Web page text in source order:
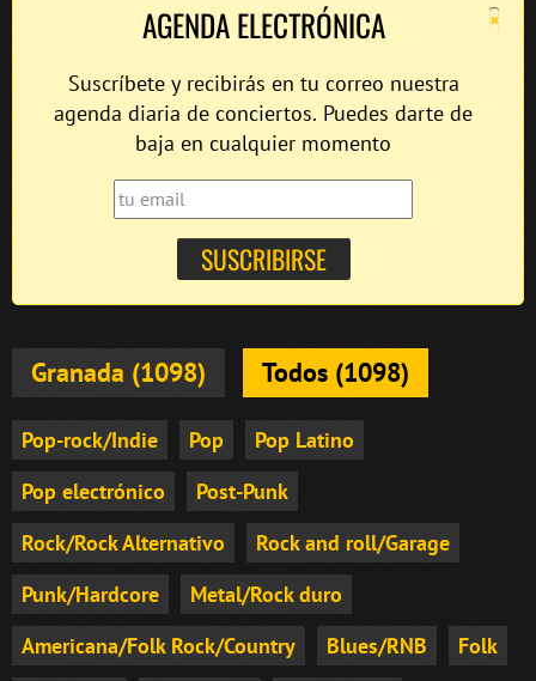
×
AGENDA ELECTRÓNICA
Suscríbete y recibirás en tu correo nuestra
agenda diaria de conciertos. Puedes darte de
baja en cualquier momento
Granada (1098) Todos (1098)
Pop-rock/Indie Pop
Pop Latino
Pop electrónico
Post-Punk
Rock/Rock Alternativo
Rock and roll/Garage
Punk/Hardcore
Metal/Rock duro
Americana/Folk Rock/Country
Blues/RNB
Folk